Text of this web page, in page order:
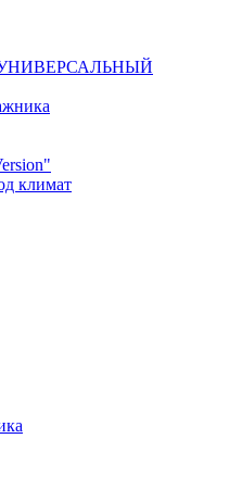
УНИВЕРСАЛЬНЫЙ
климат